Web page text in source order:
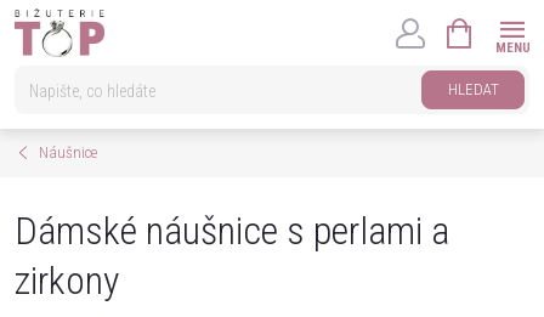
Přejít
HLEDAT
KOŠÍK
Náušnice
Dámské náušnice s perlami a
zirkony